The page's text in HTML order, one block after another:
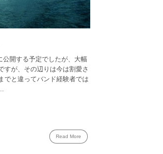
開する予定でしたが、大幅
すが、その辺りは今は割愛さ
でと違ってバンド経験者では
Read More